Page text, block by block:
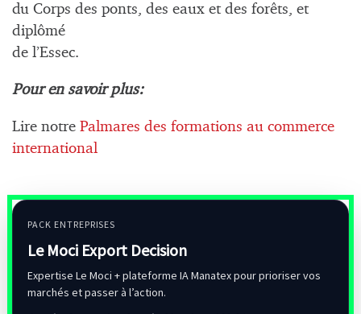
du Corps des ponts, des eaux et des forêts, et
diplômé
de l’Essec.
Pour en savoir plus:
Lire notre Palmares des formations au commerce
international
PACK ENTREPRISES
Le Moci Export Decision
Expertise Le Moci + plateforme IA Manatex pour prioriser vos
marchés et passer à l’action.